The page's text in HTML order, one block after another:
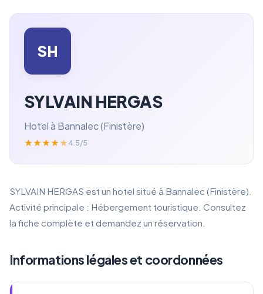
SH
SYLVAIN HERGAS
Hotel à Bannalec (Finistère)
★★★★★ 4.5/5
SYLVAIN HERGAS est un hotel situé à Bannalec (Finistère).
Activité principale : Hébergement touristique. Consultez
la fiche complète et demandez un réservation.
Informations légales et coordonnées